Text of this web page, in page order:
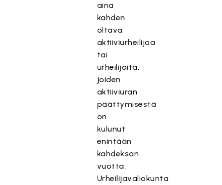
aina
kahden
oltava
aktiiviurheilijaa
tai
urheilijoita,
joiden
aktiiviuran
päättymisestä
on
kulunut
enintään
kahdeksan
vuotta.
Urheilijavaliokunta